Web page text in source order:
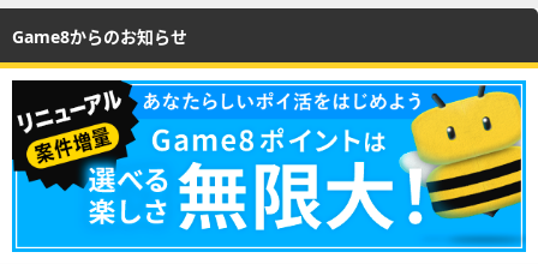
Game8からのお知らせ